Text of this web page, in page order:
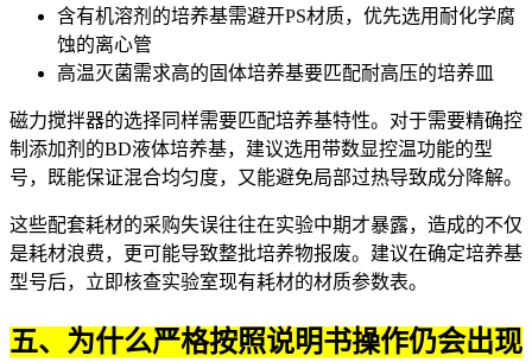
含有机溶剂的培养基需避开PS材质，优先选用耐化学腐
蚀的离心管
高温灭菌需求高的固体培养基要匹配耐高压的培养皿
磁力搅拌器的选择同样需要匹配培养基特性。对于需要精确控
制添加剂的BD液体培养基，建议选用带数显控温功能的型
号，既能保证混合均匀度，又能避免局部过热导致成分降解。
这些配套耗材的采购失误往往在实验中期才暴露，造成的不仅
是耗材浪费，更可能导致整批培养物报废。建议在确定培养基
型号后，立即核查实验室现有耗材的材质参数表。
五、为什么严格按照说明书操作仍会出现